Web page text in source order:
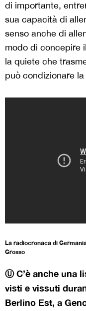
di importante,
sua capacità di
senso anche di
modo di concepire
la quiete che
può condizionare
La radiocronaca di
Grosso
Ⓤ C’è anche una
visti e vissuti
Berlino Est, a